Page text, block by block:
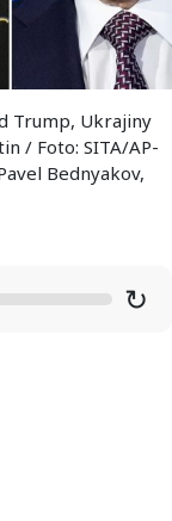
Trump, Ukrajiny
/ Foto: SITA/AP-
Bednyakov,
↻